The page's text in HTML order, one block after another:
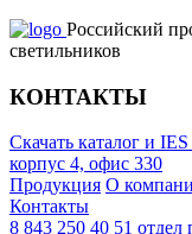
Российский
светильников
КОНТАКТЫ
Скачать каталог и
корпус 4, офис 330
Продукция О
Контакты
8 843 250 40 51 отдел